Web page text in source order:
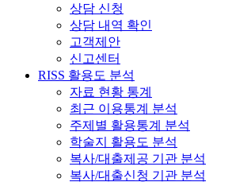
상담 신청
상담 내역 확인
고객제안
신고센터
RISS 활용도 분석
자료 현황 통계
최근 이용통계 분석
주제별 활용통계 분석
학술지 활용도 분석
복사/대출제공 기관 분석
복사/대출신청 기관 분석